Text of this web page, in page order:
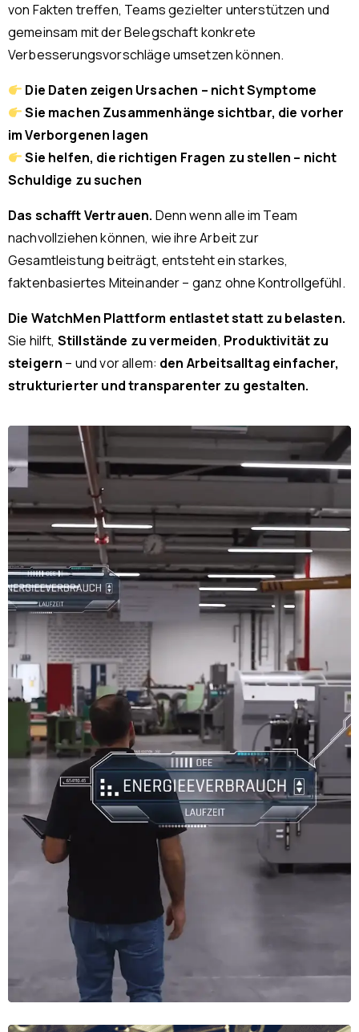
von Fakten treffen, Teams gezielter unterstützen und
gemeinsam mit der Belegschaft konkrete
Verbesserungsvorschläge umsetzen können.
Die Daten zeigen Ursachen – nicht Symptome
Sie machen Zusammenhänge sichtbar, die vorher
im Verborgenen lagen
Sie helfen, die richtigen Fragen zu stellen – nicht
Schuldige zu suchen
Das schafft Vertrauen. Denn wenn alle im Team
nachvollziehen können, wie ihre Arbeit zur
Gesamtleistung beiträgt, entsteht ein starkes,
faktenbasiertes Miteinander – ganz ohne Kontrollgefühl.
Die WatchMen Plattform entlastet statt zu belasten.
Sie hilft, Stillstände zu vermeiden, Produktivität zu
steigern – und vor allem: den Arbeitsalltag einfacher,
strukturierter und transparenter zu gestalten.